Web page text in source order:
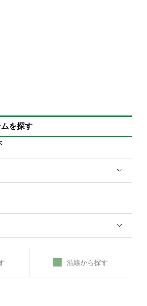
を探す
沿線から探す
者枠だと給料が低くなりがち
労移行支援や転職エージェントを利
で求職が可能なら履歴書へ書かない
題ないが、精神障害者は障害者枠が
て障害者雇用にて再就職・転職する